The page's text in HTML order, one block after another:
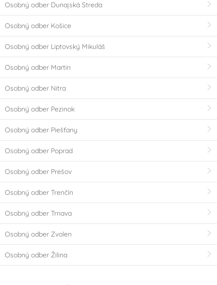
Osobný odber Dunajská Streda
Osobný odber Košice
Osobný odber Liptovský Mikuláš
Osobný odber Martin
Osobný odber Nitra
Osobný odber Pezinok
Osobný odber Piešťany
Osobný odber Poprad
Osobný odber Prešov
Osobný odber Trenčín
Osobný odber Trnava
Osobný odber Zvolen
Osobný odber Žilina